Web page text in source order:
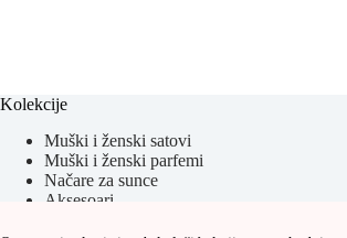
Kolekcije
Muški i ženski satovi
Muški i ženski parfemi
Načare za sunce
Aksesoari